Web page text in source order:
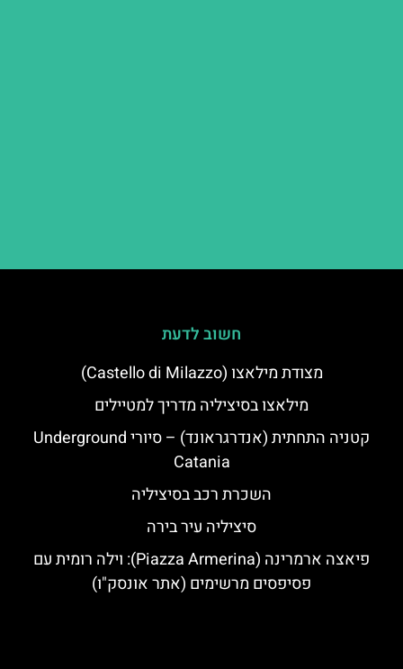
חשוב לדעת
מצודת מילאצו (Castello di Milazzo)
מילאצו בסיציליה מדריך למטיילים
קטניה התחתית (אנדרגראונד) – סיורי Underground
Catania
השכרת רכב בסיציליה
סיציליה עיר בירה
פיאצה ארמרינה (Piazza Armerina): וילה רומית עם
פסיפסים מרשימים (אתר אונסק"ו)